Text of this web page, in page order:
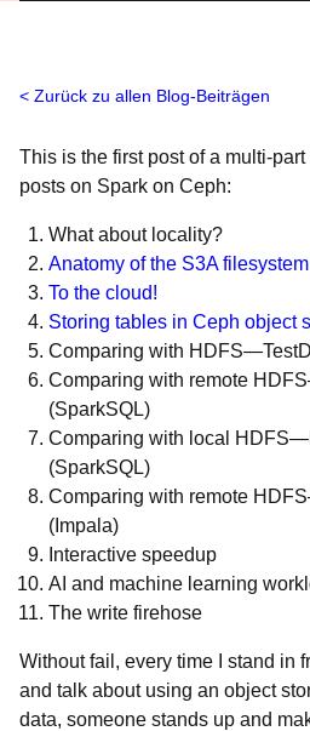
Zurück zu allen Blog-Beiträgen
This is the first post of a multi-
posts on Spark on Ceph:
What about locality?
Anatomy of the S3A
To the cloud!
Storing tables in Ceph object
Comparing with
Comparing with remote
(SparkSQL)
Comparing with local
(SparkSQL)
Comparing with remote
(Impala)
Interactive speedup
AI and machine learning
The write firehose
Without fail, every time I stand in
and talk about using an object
data, someone stands up and